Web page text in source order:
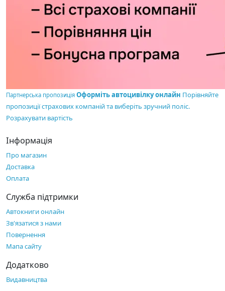
Партнерська пропозиція Оформіть автоцивілку онлайн Порівняйте
пропозиції страхових компаній та виберіть зручний поліс.
Розрахувати вартість
Інформація
Про магазин
Доставка
Оплата
Служба підтримки
Автокниги онлайн
Зв'язатися з нами
Повернення
Мапа сайту
Додатково
Видавництва